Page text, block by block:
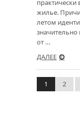
жилье.
летом
значительно
от …
ДАЛЕЕ
1 2